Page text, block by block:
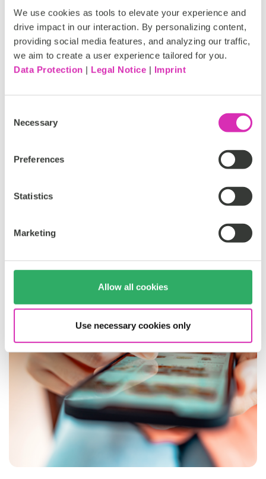
We use cookies as tools to elevate your experience and
drive impact in our interaction. By personalizing content,
providing social media features, and analyzing our traffic,
we aim to create a user experience tailored for you.
Data Protection | Legal Notice | Imprint
Selection
Necessary
Preferences
Statistics
Marketing
Allow all cookies
Use necessary cookies only
rilevanza dei feed di notizie visualizzati.
In background, il cloud hosting offre flessibilità ed
efficienza dei costi durante le giornate di notizie pesanti.
E il front-end disaccoppiato significa che i visitatori del
sito sono ignari di qualsiasi lavoro pesante in
anteriore.